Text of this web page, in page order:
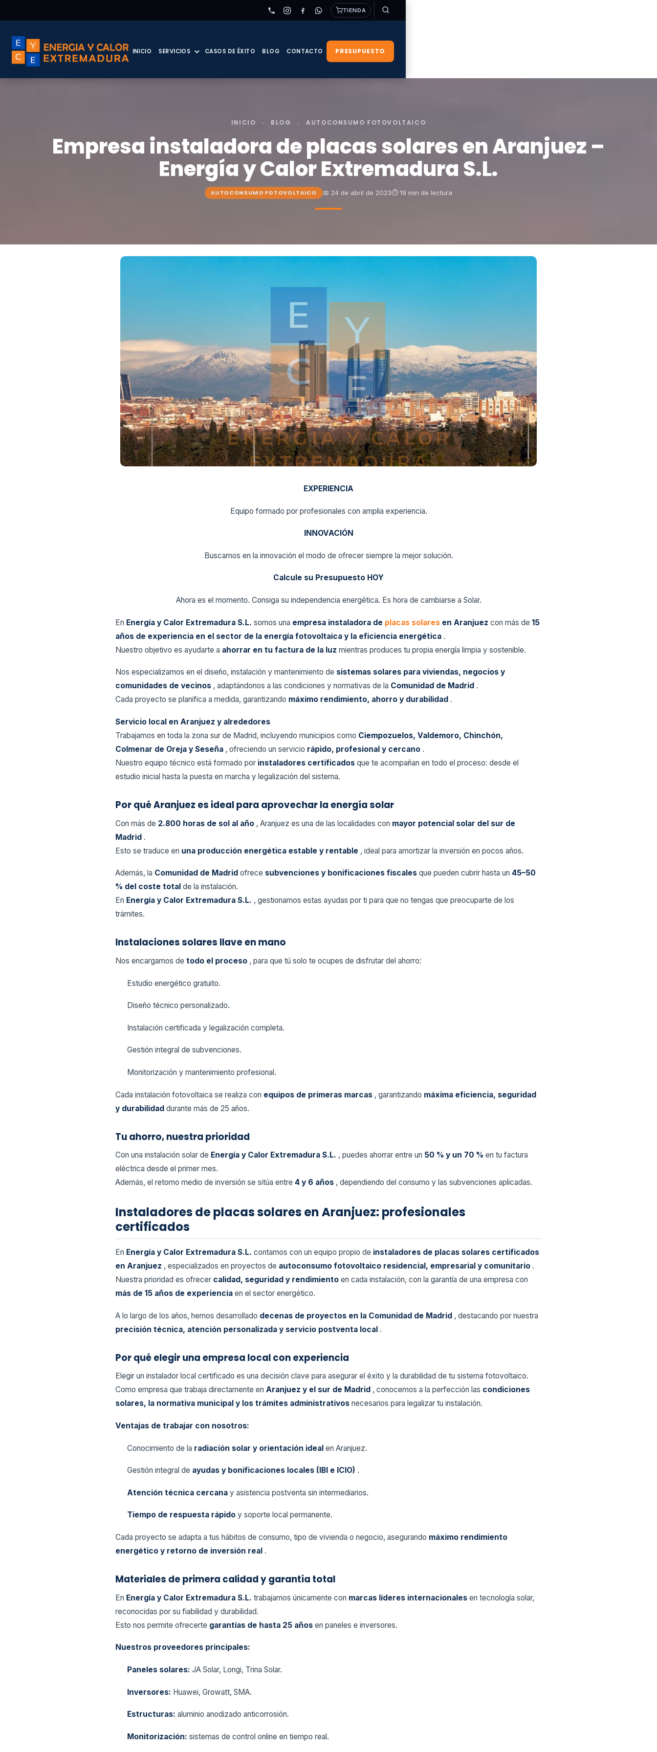
TIENDA
INICIO SERVICIOS CASOS DE ÉXITO BLOG CONTACTO PRESUPUESTO
INICIO › BLOG › AUTOCONSUMO FOTOVOLTAICO
Empresa instaladora de placas solares en Aranjuez –
Energía y Calor Extremadura S.L.
AUTOCONSUMO FOTOVOLTAICO 📅 24 de abril de 2023⏱ 19 min de lectura
EXPERIENCIA
Equipo formado por profesionales con amplia experiencia.
INNOVACIÓN
Buscamos en la innovación el modo de ofrecer siempre la mejor solución.
Calcule su Presupuesto HOY
Ahora es el momento. Consiga su independencia energética. Es hora de cambiarse a Solar.
En Energía y Calor Extremadura S.L. somos una empresa instaladora de placas solares en Aranjuez con más de 15
años de experiencia en el sector de la energía fotovoltaica y la eficiencia energética .
Nuestro objetivo es ayudarte a ahorrar en tu factura de la luz mientras produces tu propia energía limpia y sostenible.
Nos especializamos en el diseño, instalación y mantenimiento de sistemas solares para viviendas, negocios y
comunidades de vecinos , adaptándonos a las condiciones y normativas de la Comunidad de Madrid .
Cada proyecto se planifica a medida, garantizando máximo rendimiento, ahorro y durabilidad .
Servicio local en Aranjuez y alrededores
Trabajamos en toda la zona sur de Madrid, incluyendo municipios como Ciempozuelos, Valdemoro, Chinchón,
Colmenar de Oreja y Seseña , ofreciendo un servicio rápido, profesional y cercano .
Nuestro equipo técnico está formado por instaladores certificados que te acompañan en todo el proceso: desde el
estudio inicial hasta la puesta en marcha y legalización del sistema.
Por qué Aranjuez es ideal para aprovechar la energía solar
Con más de 2.800 horas de sol al año , Aranjuez es una de las localidades con mayor potencial solar del sur de
Madrid .
Esto se traduce en una producción energética estable y rentable , ideal para amortizar la inversión en pocos años.
Además, la Comunidad de Madrid ofrece subvenciones y bonificaciones fiscales que pueden cubrir hasta un 45–50
% del coste total de la instalación.
En Energía y Calor Extremadura S.L. , gestionamos estas ayudas por ti para que no tengas que preocuparte de los
trámites.
Instalaciones solares llave en mano
Nos encargamos de todo el proceso , para que tú solo te ocupes de disfrutar del ahorro:
Estudio energético gratuito.
Diseño técnico personalizado.
Instalación certificada y legalización completa.
Gestión integral de subvenciones.
Monitorización y mantenimiento profesional.
Cada instalación fotovoltaica se realiza con equipos de primeras marcas , garantizando máxima eficiencia, seguridad
y durabilidad durante más de 25 años.
Tu ahorro, nuestra prioridad
Con una instalación solar de Energía y Calor Extremadura S.L. , puedes ahorrar entre un 50 % y un 70 % en tu factura
eléctrica desde el primer mes.
Además, el retorno medio de inversión se sitúa entre 4 y 6 años , dependiendo del consumo y las subvenciones aplicadas.
Instaladores de placas solares en Aranjuez: profesionales
certificados
En Energía y Calor Extremadura S.L. contamos con un equipo propio de instaladores de placas solares certificados
en Aranjuez , especializados en proyectos de autoconsumo fotovoltaico residencial, empresarial y comunitario .
Nuestra prioridad es ofrecer calidad, seguridad y rendimiento en cada instalación, con la garantía de una empresa con
más de 15 años de experiencia en el sector energético.
A lo largo de los años, hemos desarrollado decenas de proyectos en la Comunidad de Madrid , destacando por nuestra
precisión técnica, atención personalizada y servicio postventa local .
Por qué elegir una empresa local con experiencia
Elegir un instalador local certificado es una decisión clave para asegurar el éxito y la durabilidad de tu sistema fotovoltaico.
Como empresa que trabaja directamente en Aranjuez y el sur de Madrid , conocemos a la perfección las condiciones
solares, la normativa municipal y los trámites administrativos necesarios para legalizar tu instalación.
Ventajas de trabajar con nosotros:
Conocimiento de la radiación solar y orientación ideal en Aranjuez.
Gestión integral de ayudas y bonificaciones locales (IBI e ICIO) .
Atención técnica cercana y asistencia postventa sin intermediarios.
Tiempo de respuesta rápido y soporte local permanente.
Cada proyecto se adapta a tus hábitos de consumo, tipo de vivienda o negocio, asegurando máximo rendimiento
energético y retorno de inversión real .
Materiales de primera calidad y garantía total
En Energía y Calor Extremadura S.L. trabajamos únicamente con marcas líderes internacionales en tecnología solar,
reconocidas por su fiabilidad y durabilidad.
Esto nos permite ofrecerte garantías de hasta 25 años en paneles e inversores.
Nuestros proveedores principales:
Paneles solares: JA Solar, Longi, Trina Solar.
Inversores: Huawei, Growatt, SMA.
Estructuras: aluminio anodizado anticorrosión.
Monitorización: sistemas de control online en tiempo real.